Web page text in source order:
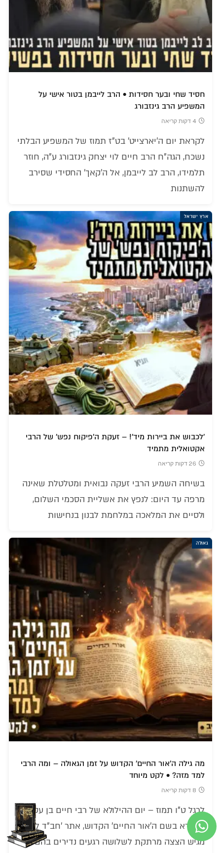
חסיד שחי ובער חסידות • הרב לייבמן בטור אישי על
המשפיע הרב גינזבורג
4 דקות קריאה
לקראת יום ה'יארצייט' בט"ז תמוז של המשפיע הבלתי
נשכח, הגה"ח הרב חיים לוי יצחק גינזבורג ע"ה, חוזר
תלמידו, הרב לב לייבמן, אל ה'קאך' החסידי שסירב
להשתנות
ארץ ישראל
'לכבוש את ביירות מיד'! – זעקת ה'פיקוח נפש' של הרבי
אקטואלית מתמיד
26 דקות קריאה
בשיחה השמיע הרבי זעקה נבואית ומטלטלת שאינה
מרפה עד היום: לנפץ את אשליית הסכמי השלום,
ולסיים את המלאכה במלחמת לבנון בנחישות
גאולה
מה גילה ה'אור החיים' הקדוש על זמן הגאולה – ומה הרבי
למד מזה? • לקט מיוחד
8 דקות קריאה
לרגל ט"ו תמוז – יום ההילולא של רבי חיים בן עטר,
שנקרא בשם ה'אור החיים' הקדוש, אתר 'חב"ד לייב'
מגיש הצצה מרתקת לשלושה רגעים נדירים בהם